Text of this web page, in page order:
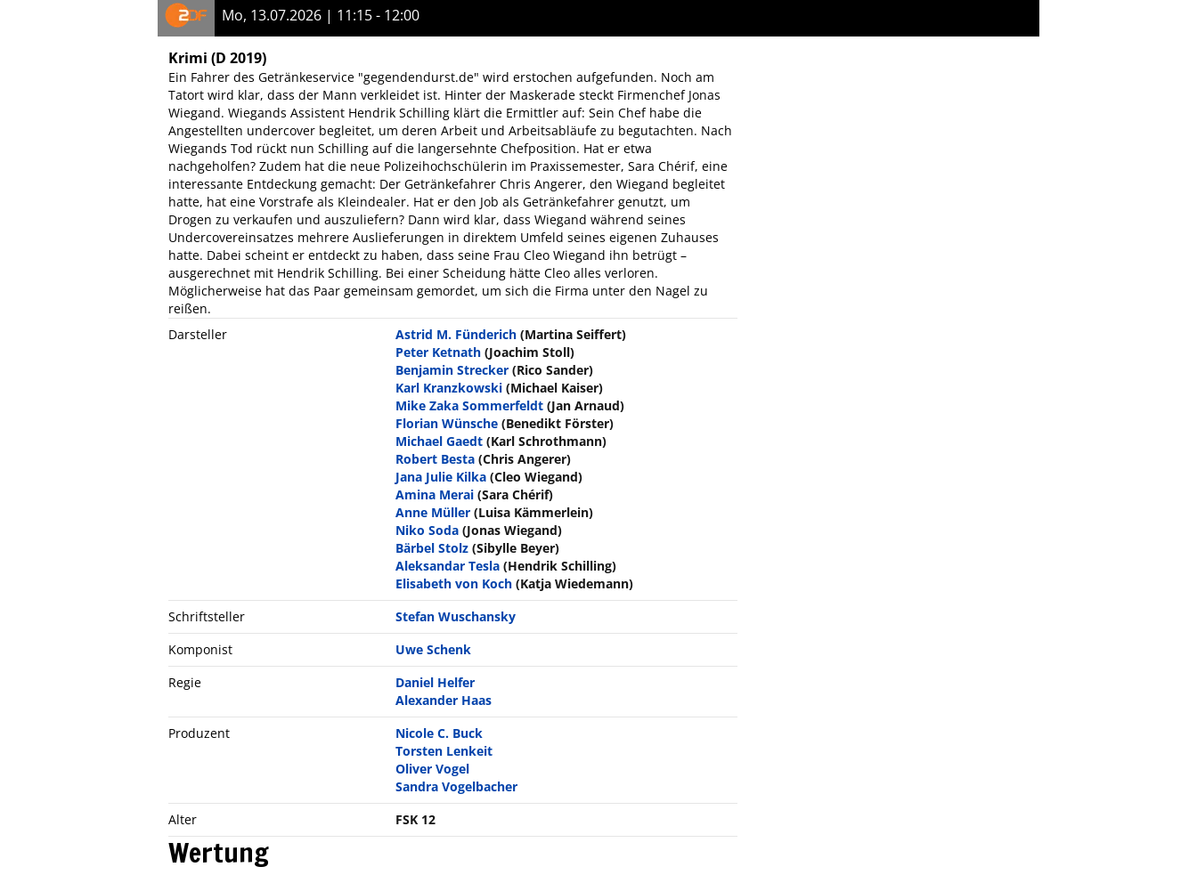
Mo, 13.07.2026 | 11:15 - 12:00
Krimi (D 2019)
Ein Fahrer des Getränkeservice "gegendendurst.de" wird erstochen aufgefunden. Noch am
Tatort wird klar, dass der Mann verkleidet ist. Hinter der Maskerade steckt Firmenchef Jonas
Wiegand. Wiegands Assistent Hendrik Schilling klärt die Ermittler auf: Sein Chef habe die
Angestellten undercover begleitet, um deren Arbeit und Arbeitsabläufe zu begutachten. Nach
Wiegands Tod rückt nun Schilling auf die langersehnte Chefposition. Hat er etwa
nachgeholfen? Zudem hat die neue Polizeihochschülerin im Praxissemester, Sara Chérif, eine
interessante Entdeckung gemacht: Der Getränkefahrer Chris Angerer, den Wiegand begleitet
hatte, hat eine Vorstrafe als Kleindealer. Hat er den Job als Getränkefahrer genutzt, um
Drogen zu verkaufen und auszuliefern? Dann wird klar, dass Wiegand während seines
Undercovereinsatzes mehrere Auslieferungen in direktem Umfeld seines eigenen Zuhauses
hatte. Dabei scheint er entdeckt zu haben, dass seine Frau Cleo Wiegand ihn betrügt –
ausgerechnet mit Hendrik Schilling. Bei einer Scheidung hätte Cleo alles verloren.
Möglicherweise hat das Paar gemeinsam gemordet, um sich die Firma unter den Nagel zu
reißen.
Darsteller
Astrid M. Fünderich (Martina Seiffert)
Peter Ketnath (Joachim Stoll)
Benjamin Strecker (Rico Sander)
Karl Kranzkowski (Michael Kaiser)
Mike Zaka Sommerfeldt (Jan Arnaud)
Florian Wünsche (Benedikt Förster)
Michael Gaedt (Karl Schrothmann)
Robert Besta (Chris Angerer)
Jana Julie Kilka (Cleo Wiegand)
Amina Merai (Sara Chérif)
Anne Müller (Luisa Kämmerlein)
Niko Soda (Jonas Wiegand)
Bärbel Stolz (Sibylle Beyer)
Aleksandar Tesla (Hendrik Schilling)
Elisabeth von Koch (Katja Wiedemann)
Schriftsteller
Stefan Wuschansky
Komponist
Uwe Schenk
Regie
Daniel Helfer
Alexander Haas
Produzent
Nicole C. Buck
Torsten Lenkeit
Oliver Vogel
Sandra Vogelbacher
Alter
FSK 12
Wertung